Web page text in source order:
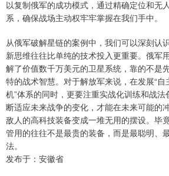
以复制俄军的成功模式，通过精确定位和无
系，确保战场主动权牢牢掌握在我们手中。
从俄军破解星链的案例中，我们可以深刻认
新思维往往比单纯的技术投入更重要。俄军
解了价值数千万美元的卫星系统，靠的不是
特的战术智慧。对于解放军来说，在发展“自
机”体系的同时，更要注重实战化训练和战
断适应未来战争的变化，才能在未来可能的
敌人的高科技装备变成一堆无用的摆设。毕
管用的往往不是最贵的装备，而是最聪明、
法。
发布于：安徽省